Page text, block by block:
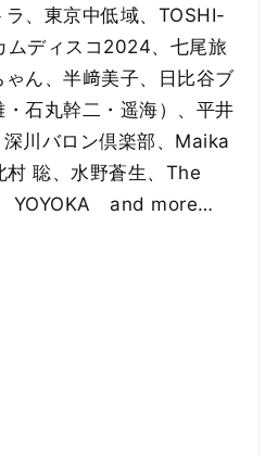
、東京中低域、TOSHI-
ムディスコ2024、七尾旅
ん、半﨑美子、日比谷ブ
石丸幹二・遥海）、平井
川バロン倶楽部、Maika
聡、水野蒼生、The
YOYOKA and more…